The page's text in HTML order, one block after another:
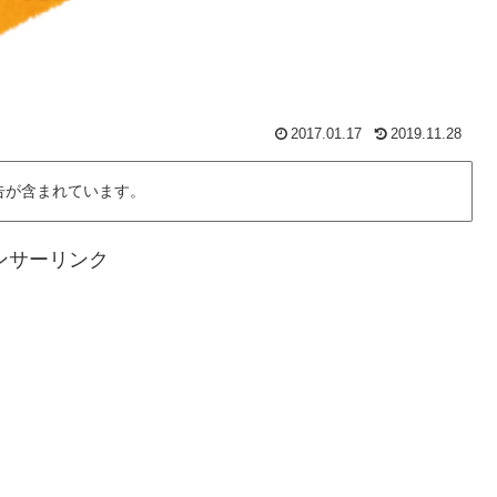
2017.01.17 2019.11.28
含まれています。
サーリンク